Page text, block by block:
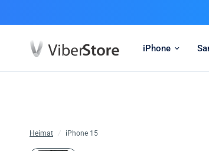
iPhone
Heimat / iPhone 15